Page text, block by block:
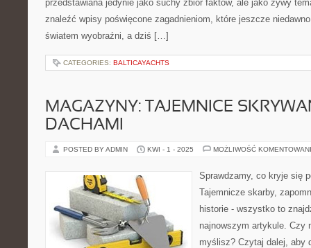
przedstawiana jedynie jako suchy zbiór faktów, ale jako żywy
znaleźć wpisy poświęcone zagadnieniom, które jeszcze niedawno
światem wyobraźni, a dziś […]
CATEGORIES: BALTICAYACHTS
MAGAZYNY: TAJEMNICE
DACHAMI
POSTED BY ADMIN KWI - 1 - 2025 MOŻLIWOŚĆ
Sprawdzamy, co kryje się
Tajemnicze skarby,
historie - wszystko to
najnowszym artykule. Czy
myślisz? Czytaj dalej, aby